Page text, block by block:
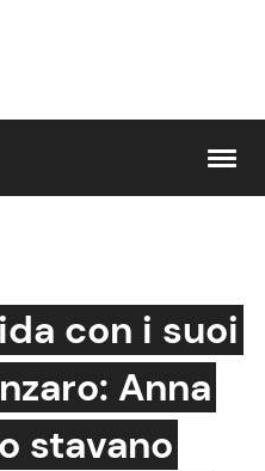
Gossip e TV
Bellezze VIP
con i suoi
Anna
stavano